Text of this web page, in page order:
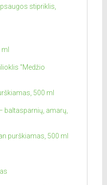
stipriklis,
"Medžio
500 ml
baltasparnių, amarų,
purškiamas, 500 ml